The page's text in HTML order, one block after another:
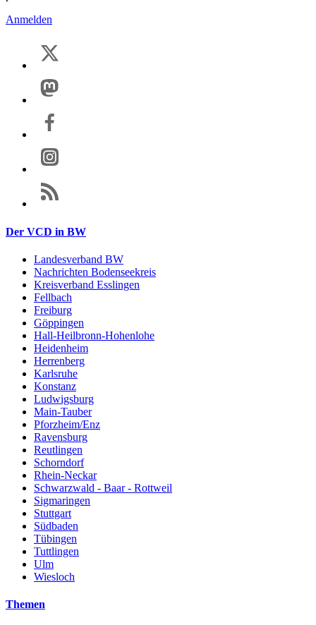
Anmelden
Der VCD in BW
Landesverband BW
Nachrichten Bodenseekreis
Kreisverband Esslingen
Fellbach
Freiburg
Göppingen
Hall-Heilbronn-Hohenlohe
Heidenheim
Herrenberg
Karlsruhe
Konstanz
Ludwigsburg
Main-Tauber
Pforzheim/Enz
Ravensburg
Reutlingen
Schorndorf
Rhein-Neckar
Schwarzwald - Baar - Rottweil
Sigmaringen
Stuttgart
Südbaden
Tübingen
Tuttlingen
Ulm
Wiesloch
Themen